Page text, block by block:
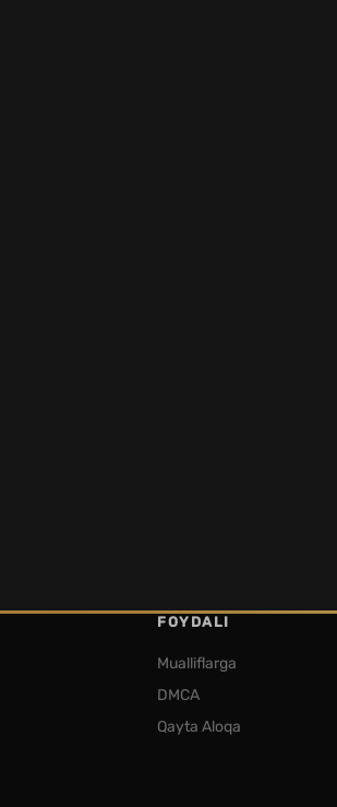
FOYDALI
Mualliflarga
DMCA
Qayta Aloqa